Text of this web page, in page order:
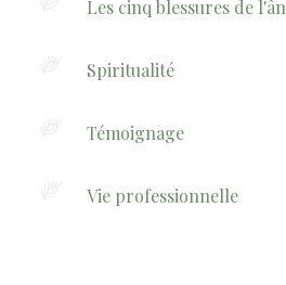
Les cinq blessures de
Spiritualité
Témoignage
Vie professionnelle